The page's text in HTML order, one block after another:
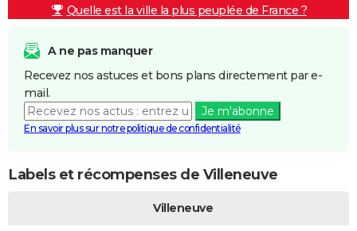
Quelle est la ville la plus peuplée de France ?
A ne pas manquer
Recevez nos astuces et bons plans directement par e-
mail.
Je m'abonne
En savoir plus sur notre politique de confidentialité
Labels et récompenses de Villeneuve
Villeneuve